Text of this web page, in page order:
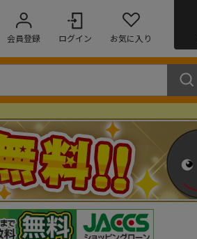
会員登録 ログイン お気に入り